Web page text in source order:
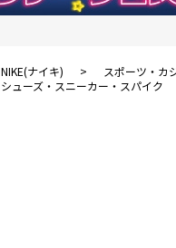
NIKE(ナイキ) > スポーツ・カ
シューズ・スニーカー・スパイク